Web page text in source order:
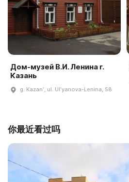
Дом-музей В.И. Ленина г.
Казань
g. Kazanʹ, ul. Ulʹyanova-Lenina, 58
你最近看过吗